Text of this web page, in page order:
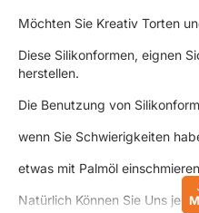
Möchten Sie Kreativ Torten
Diese Silikonformen, eignen
herstellen.
Die Benutzung von
wenn Sie Schwierigkeiten
etwas mit Palmöl
Natürlich Können Sie Uns